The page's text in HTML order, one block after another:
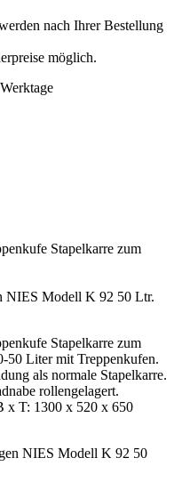
nach Ihrer Bestellung
möglich.
Stapelkarre zum
NIES Modell K 92 50 Ltr.
Stapelkarre zum
50 Liter mit Treppenkufen.
als normale Stapelkarre.
rollengelagert.
x T: 1300 x 520 x 650
NIES Modell K 92 50